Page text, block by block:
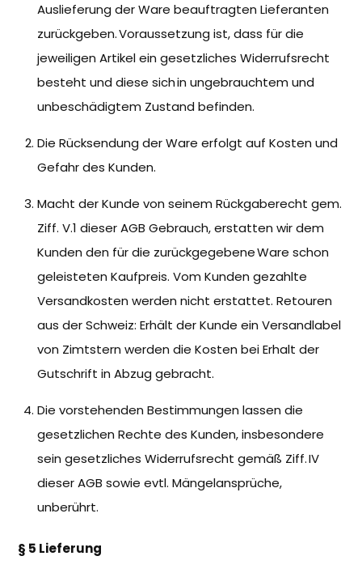
Auslieferung der Ware beauftragten Lieferanten
zurückgeben. Voraussetzung ist, dass für die
jeweiligen Artikel ein gesetzliches Widerrufsrecht
besteht und diese sich in ungebrauchtem und
unbeschädigtem Zustand befinden.
Die Rücksendung der Ware erfolgt auf Kosten und
Gefahr des Kunden.
Macht der Kunde von seinem Rückgaberecht gem.
Ziff. V.1 dieser AGB Gebrauch, erstatten wir dem
Kunden den für die zurückgegebene Ware schon
geleisteten Kaufpreis. Vom Kunden gezahlte
Versandkosten werden nicht erstattet. Retouren
aus der Schweiz: Erhält der Kunde ein Versandlabel
von Zimtstern werden die Kosten bei Erhalt der
Gutschrift in Abzug gebracht.
Die vorstehenden Bestimmungen lassen die
gesetzlichen Rechte des Kunden, insbesondere
sein gesetzliches Widerrufsrecht gemäß Ziff. IV
dieser AGB sowie evtl. Mängelansprüche,
unberührt.
§ 5 Lieferung